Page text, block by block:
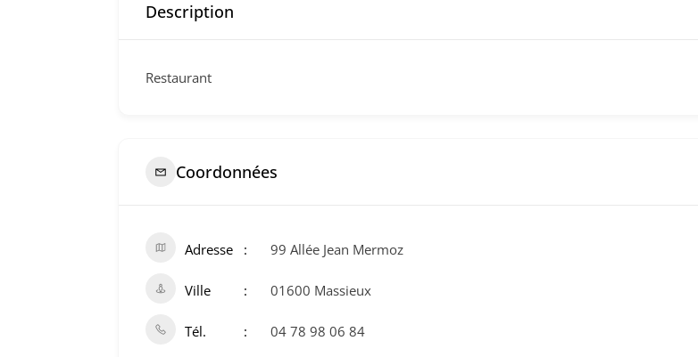
Description
Restaurant
Coordonnées
Adresse 99 Allée Jean Mermoz
Ville 01600 Massieux
Tél. 04 78 98 06 84